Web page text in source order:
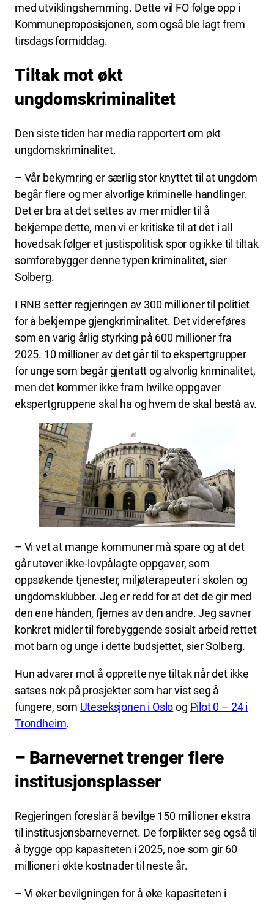
med utviklingshemming. Dette vil FO følge opp i
Kommuneproposisjonen, som også ble lagt frem
tirsdags formiddag.
Tiltak mot økt
ungdomskriminalitet
Den siste tiden har media rapportert om økt
ungdomskriminalitet.
– Vår bekymring er særlig stor knyttet til at ungdom
begår flere og mer alvorlige kriminelle handlinger.
Det er bra at det settes av mer midler til å
bekjempe dette, men vi er kritiske til at det i all
hovedsak følger et justispolitisk spor og ikke til tiltak
somforebygger denne typen kriminalitet, sier
Solberg.
I RNB setter regjeringen av 300 millioner til politiet
for å bekjempe gjengkriminalitet. Det videreføres
som en varig årlig styrking på 600 millioner fra
2025. 10 millioner av det går til to ekspertgrupper
for unge som begår gjentatt og alvorlig kriminalitet,
men det kommer ikke fram hvilke oppgaver
ekspertgruppene skal ha og hvem de skal bestå av.
– Vi vet at mange kommuner må spare og at det
går utover ikke-lovpålagte oppgaver, som
oppsøkende tjenester, miljøterapeuter i skolen og
ungdomsklubber. Jeg er redd for at det de gir med
den ene hånden, fjernes av den andre. Jeg savner
konkret midler til forebyggende sosialt arbeid rettet
mot barn og unge i dette budsjettet, sier Solberg.
Hun advarer mot å opprette nye tiltak når det ikke
satses nok på prosjekter som har vist seg å
fungere, som Uteseksjonen i Osloog Pilot 0 – 24 i
Trondheim.
– Barnevernet trenger flere
institusjonsplasser
Regjeringen foreslår å bevilge 150 millioner ekstra
til institusjonsbarnevernet. De forplikter seg også til
å bygge opp kapasiteten i 2025, noe som gir 60
millioner i økte kostnader til neste år.
– Vi øker bevilgningen for å øke kapasiteten i